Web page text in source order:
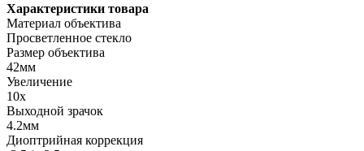
Характеристики товара
Материал объектива
Просветленное стекло
Размер объектива
42мм
Увеличение
10x
Выходной зрачок
4.2мм
Диоптрийная коррекция